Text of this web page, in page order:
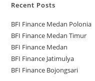
Recent Posts
BFI Finance Medan Polonia
BFI Finance Medan Timur
BFI Finance Medan
BFI Finance Jatimulya
BFI Finance Bojongsari